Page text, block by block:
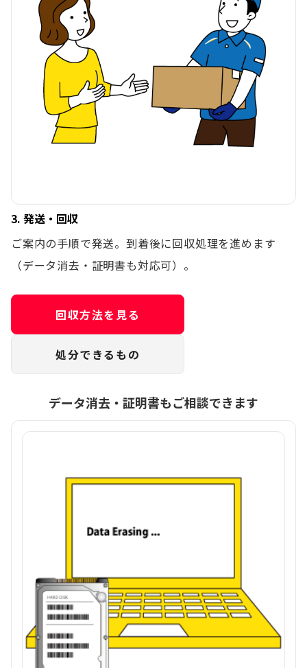
3. 発送・回収
ご案内の手順で発送。到着後に回収処理を進めます
（データ消去・証明書も対応可）。
回収方法を見る
処分できるもの
データ消去・証明書もご相談できます